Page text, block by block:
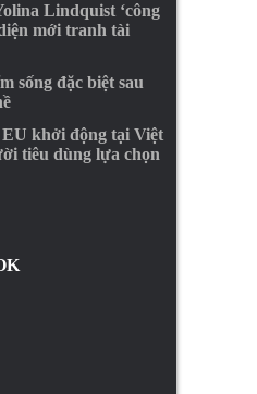
Lindquist ‘công
mới tranh tài
sống đặc biệt sau
khởi động tại Việt
tiêu dùng lựa chọn